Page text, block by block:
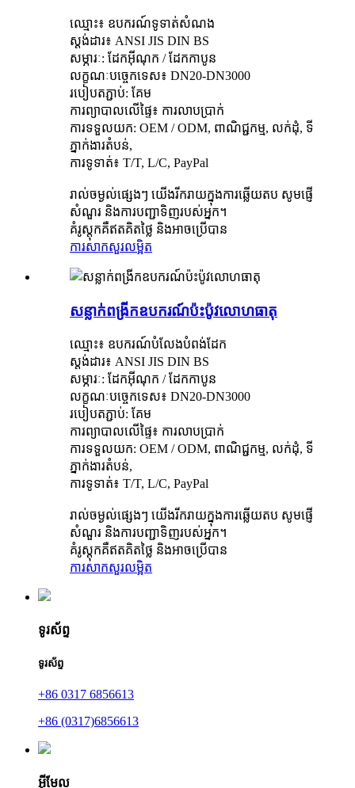
ឈ្មោះ៖ ឧបករណ៍ទូទាត់សំណង
ស្តង់ដារ៖ ANSI JIS DIN BS
សម្ភារៈ: ដែកអ៊ីណុក / ដែកកាបូន
លក្ខណៈបច្ចេកទេស៖ DN20-DN3000
របៀប​តភ្ជាប់​: គែម​
ការព្យាបាលលើផ្ទៃ៖ ការលាបប្រាក់
ការទទួលយក: OEM / ODM, ពាណិជ្ជកម្ម, លក់ដុំ, ទី
ភ្នាក់ងារតំបន់,
ការទូទាត់៖ T/T, L/C, PayPal
រាល់ចម្ងល់ផ្សេងៗ យើងរីករាយក្នុងការឆ្លើយតប សូមផ្ញើ
សំណួរ និងការបញ្ជាទិញរបស់អ្នក។
គំរូស្តុកគឺឥតគិតថ្លៃ និងអាចប្រើបាន
ការសាកសួរលម្អិត
សន្លាក់ពង្រីកឧបករណ៍ប៉ះប៉ូវលោហធាតុ
ឈ្មោះ៖ ឧបករណ៍បំលែងបំពង់ដែក
ស្តង់ដារ៖ ANSI JIS DIN BS
សម្ភារៈ: ដែកអ៊ីណុក / ដែកកាបូន
លក្ខណៈបច្ចេកទេស៖ DN20-DN3000
របៀប​តភ្ជាប់​: គែម​
ការព្យាបាលលើផ្ទៃ៖ ការលាបប្រាក់
ការទទួលយក: OEM / ODM, ពាណិជ្ជកម្ម, លក់ដុំ, ទី
ភ្នាក់ងារតំបន់,
ការទូទាត់៖ T/T, L/C, PayPal
រាល់ចម្ងល់ផ្សេងៗ យើងរីករាយក្នុងការឆ្លើយតប សូមផ្ញើ
សំណួរ និងការបញ្ជាទិញរបស់អ្នក។
គំរូស្តុកគឺឥតគិតថ្លៃ និងអាចប្រើបាន
ការសាកសួរលម្អិត
ទូរស័ព្ទ
ទូរស័ព្ទ
+86 0317 6856613
+86 (0317)6856613
អ៊ីមែល